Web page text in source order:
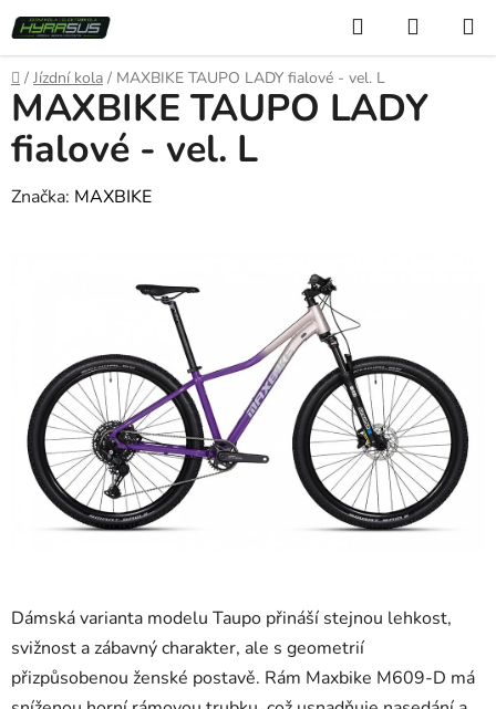
Přejít
na
obsah
Hledat
KOŠÍK
Domů
/ Jízdní kola / MAXBIKE TAUPO LADY fialové - vel. L
Dámská varianta modelu Taupo přináší stejnou lehkost,
svižnost a zábavný charakter, ale s geometrií
přizpůsobenou ženské postavě. Rám Maxbike M609-D má
MAXBIKE TAUPO LADY
fialové - vel. L
Značka: MAXBIKE